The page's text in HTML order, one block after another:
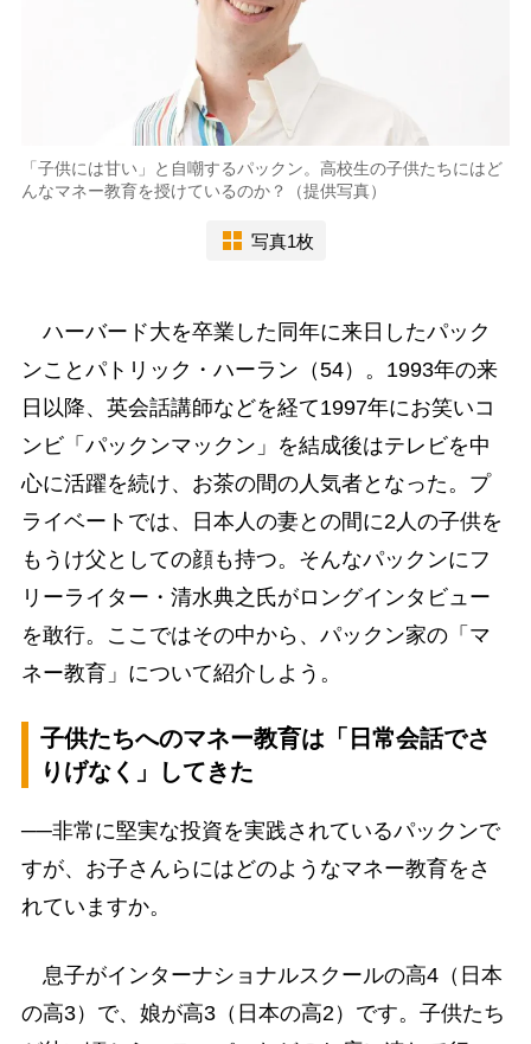
「子供には甘い」と自嘲するパックン。高校生の子供たちにはど
んなマネー教育を授けているのか？（提供写真）
写真1枚
ハーバード大を卒業した同年に来日したパック
ンことパトリック・ハーラン（54）。1993年の来
日以降、英会話講師などを経て1997年にお笑いコ
ンビ「パックンマックン」を結成後はテレビを中
心に活躍を続け、お茶の間の人気者となった。プ
ライベートでは、日本人の妻との間に2人の子供を
もうけ父としての顔も持つ。そんなパックンにフ
リーライター・清水典之氏がロングインタビュー
を敢行。ここではその中から、パックン家の「マ
ネー教育」について紹介しよう。
子供たちへのマネー教育は「日常会話でさ
りげなく」してきた
──非常に堅実な投資を実践されているパックンで
すが、お子さんらにはどのようなマネー教育をさ
れていますか。
息子がインターナショナルスクールの高4（日本
の高3）で、娘が高3（日本の高2）です。子供たち